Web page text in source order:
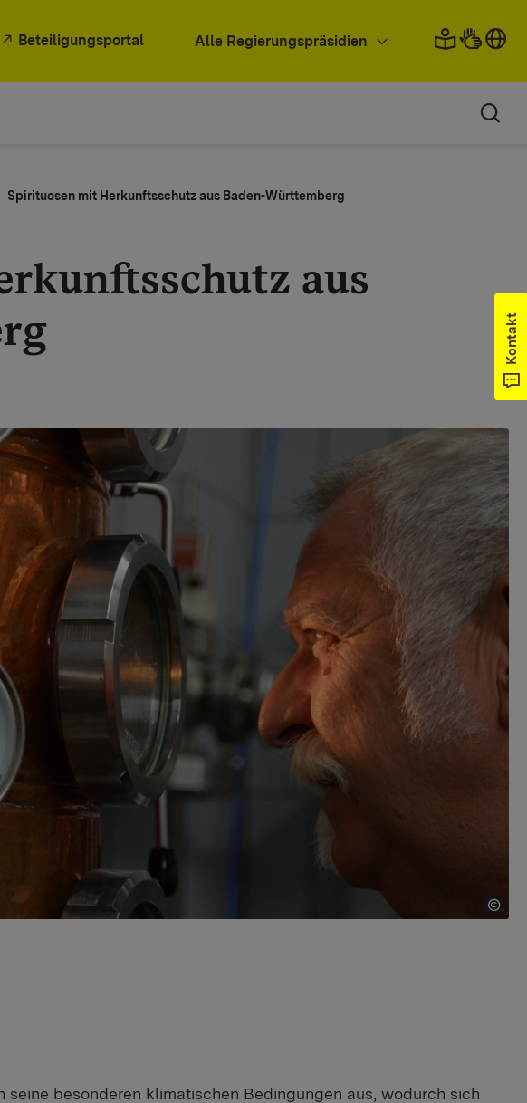
Beteiligungsportal Alle Regierungspräsidien
Spirituosen mit Herkunftsschutz aus Baden-Württemberg​​​​
aus
besonderen klimatischen Bedingungen aus, wodurch sich
Kontakt